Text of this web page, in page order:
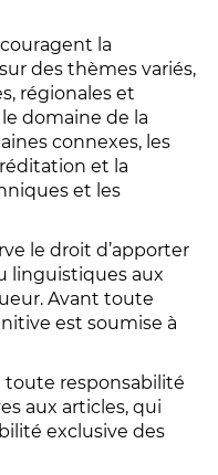
la
des thèmes variés,
régionales et
domaine de la
connexes, les
et la
et les
le droit d’apporter
linguistiques aux
Avant toute
est soumise à
toute responsabilité
aux articles, qui
exclusive des